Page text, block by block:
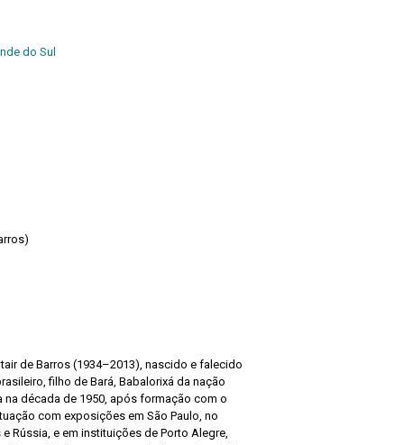
do Sul
de Barros (1934–2013), nascido e falecido
filho de Bará, Babalorixá da nação
década de 1950, após formação com o
com exposições em São Paulo, no
Rússia, e em instituições de Porto Alegre,